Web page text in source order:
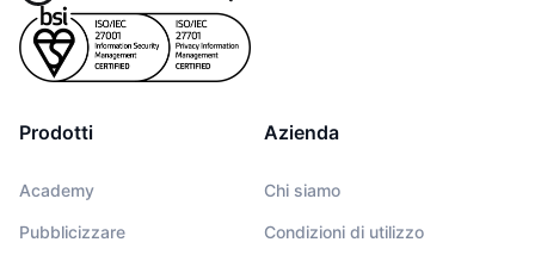
Prodotti
Academy
Pubblicizzare
Azienda
Chi siamo
Condizioni di utilizzo